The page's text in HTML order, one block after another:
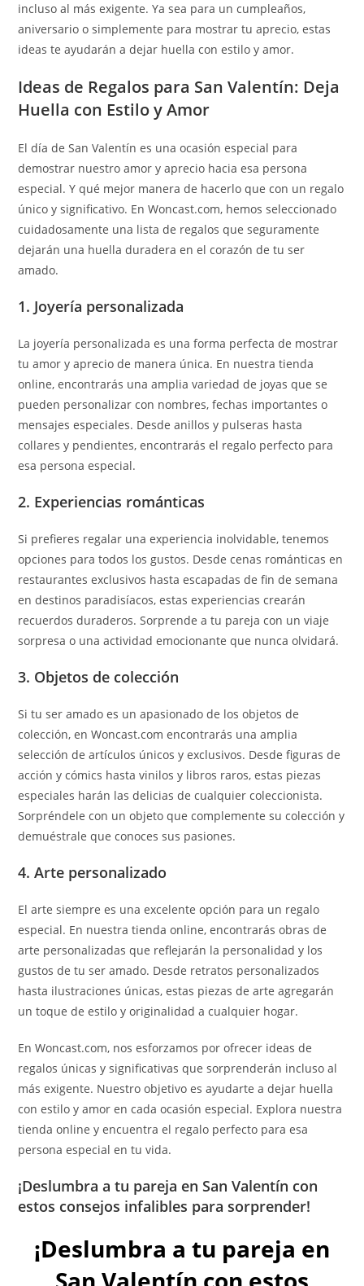
incluso al más exigente. Ya sea para un cumpleaños,
aniversario o simplemente para mostrar tu aprecio, estas
ideas te ayudarán a dejar huella con estilo y amor.
Ideas de Regalos para San Valentín: Deja
Huella con Estilo y Amor
El día de San Valentín es una ocasión especial para
demostrar nuestro amor y aprecio hacia esa persona
especial. Y qué mejor manera de hacerlo que con un regalo
único y significativo. En Woncast.com, hemos seleccionado
cuidadosamente una lista de regalos que seguramente
dejarán una huella duradera en el corazón de tu ser
amado.
1. Joyería personalizada
La joyería personalizada es una forma perfecta de mostrar
tu amor y aprecio de manera única. En nuestra tienda
online, encontrarás una amplia variedad de joyas que se
pueden personalizar con nombres, fechas importantes o
mensajes especiales. Desde anillos y pulseras hasta
collares y pendientes, encontrarás el regalo perfecto para
esa persona especial.
2. Experiencias románticas
Si prefieres regalar una experiencia inolvidable, tenemos
opciones para todos los gustos. Desde cenas románticas en
restaurantes exclusivos hasta escapadas de fin de semana
en destinos paradisíacos, estas experiencias crearán
recuerdos duraderos. Sorprende a tu pareja con un viaje
sorpresa o una actividad emocionante que nunca olvidará.
3. Objetos de colección
Si tu ser amado es un apasionado de los objetos de
colección, en Woncast.com encontrarás una amplia
selección de artículos únicos y exclusivos. Desde figuras de
acción y cómics hasta vinilos y libros raros, estas piezas
especiales harán las delicias de cualquier coleccionista.
Sorpréndele con un objeto que complemente su colección y
demuéstrale que conoces sus pasiones.
4. Arte personalizado
El arte siempre es una excelente opción para un regalo
especial. En nuestra tienda online, encontrarás obras de
arte personalizadas que reflejarán la personalidad y los
gustos de tu ser amado. Desde retratos personalizados
hasta ilustraciones únicas, estas piezas de arte agregarán
un toque de estilo y originalidad a cualquier hogar.
En Woncast.com, nos esforzamos por ofrecer ideas de
regalos únicas y significativas que sorprenderán incluso al
más exigente. Nuestro objetivo es ayudarte a dejar huella
con estilo y amor en cada ocasión especial. Explora nuestra
tienda online y encuentra el regalo perfecto para esa
persona especial en tu vida.
¡Deslumbra a tu pareja en San Valentín con
estos consejos infalibles para sorprender!
¡Deslumbra a tu pareja en